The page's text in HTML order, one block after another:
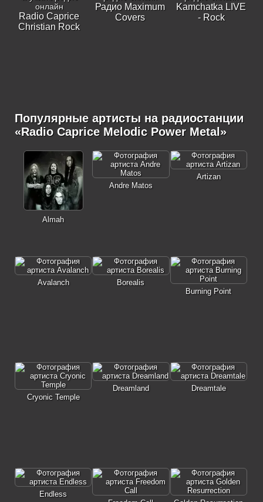
Radio Caprice
Christian Rock
Радио Maximum
Covers
Kamchatka LIVE
- Rock
Популярные артисты на радиостанции
«Radio Caprice Melodic Power Metal»
Almah
Andre Matos
Artizan
Avalanch
Borealis
Burning Point
Cryonic Temple
Dreamland Dreamtale
Endless